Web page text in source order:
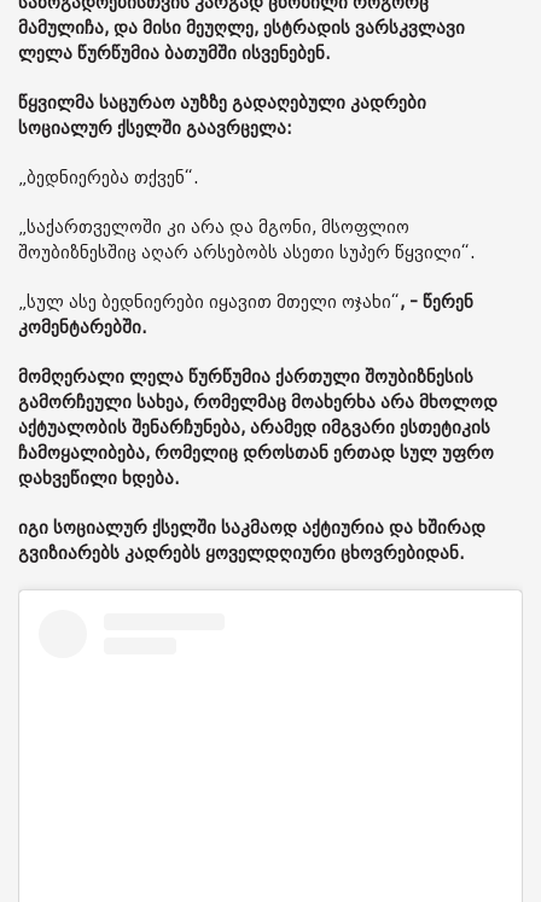
მამულიჩა, და მისი მეუღლე, ესტრადის ვარსკვლავი
ლელა წურწუმია ბათუმში ისვენებენ.
წყვილმა საცურაო აუზზე გადაღებული კადრები
სოციალურ ქსელში გაავრცელა:
„ბედნიერება თქვენ“.
„საქართველოში კი არა და მგონი, მსოფლიო
შოუბიზნესშიც აღარ არსებობს ასეთი სუპერ წყვილი“.
„სულ ასე ბედნიერები იყავით მთელი ოჯახი“, - წერენ
კომენტარებში.
მომღერალი ლელა წურწუმია ქართული შოუბიზნესის
გამორჩეული სახეა, რომელმაც მოახერხა არა მხოლოდ
აქტუალობის შენარჩუნება, არამედ იმგვარი ესთეტიკის
ჩამოყალიბება, რომელიც დროსთან ერთად სულ უფრო
დახვეწილი ხდება.
იგი სოციალურ ქსელში საკმაოდ აქტიურია და ხშირად
გვიზიარებს კადრებს ყოველდღიური ცხოვრებიდან.